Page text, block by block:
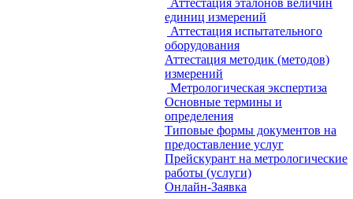
Аттестация эталонов величин
единиц измерений
Аттестация испытательного
оборудования
Аттестация методик (методов)
измерений
Метрологическая экспертиза
Основные термины и
определения
Типовые формы документов на
предоставление услуг
Прейскурант на метрологические
работы (услуги)
Онлайн-Заявка